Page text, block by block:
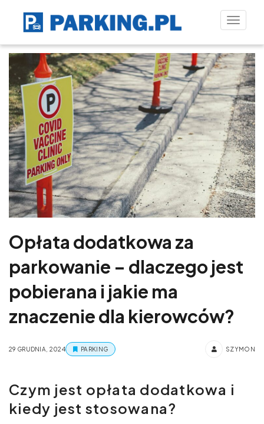
Toggle
Opłata dodatkowa za
parkowanie – dlaczego jest
pobierana i jakie ma
znaczenie dla kierowców?
29 GRUDNIA, 2024 PARKING SZYMON
Czym jest opłata dodatkowa i
kiedy jest stosowana?